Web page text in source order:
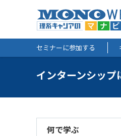
セミナーに参加する
インターンシッ
何で学ぶ